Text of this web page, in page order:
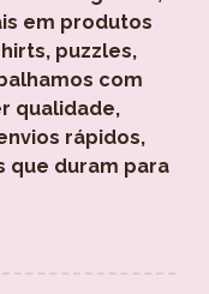
em produtos
puzzles,
com
qualidade,
rápidos,
que duram para